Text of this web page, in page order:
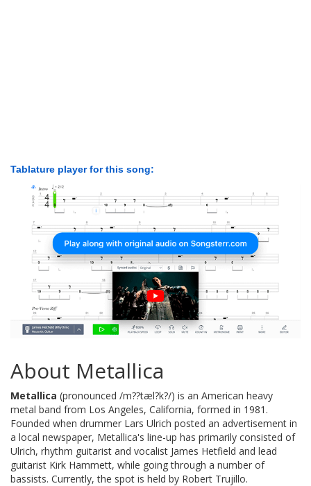
Tablature player for this song:
About Metallica
Metallica (pronounced /m??tæl?k?/) is an American heavy
metal band from Los Angeles, California, formed in 1981.
Founded when drummer Lars Ulrich posted an advertisement in
a local newspaper, Metallica's line-up has primarily consisted of
Ulrich, rhythm guitarist and vocalist James Hetfield and lead
guitarist Kirk Hammett, while going through a number of
bassists. Currently, the spot is held by Robert Trujillo.